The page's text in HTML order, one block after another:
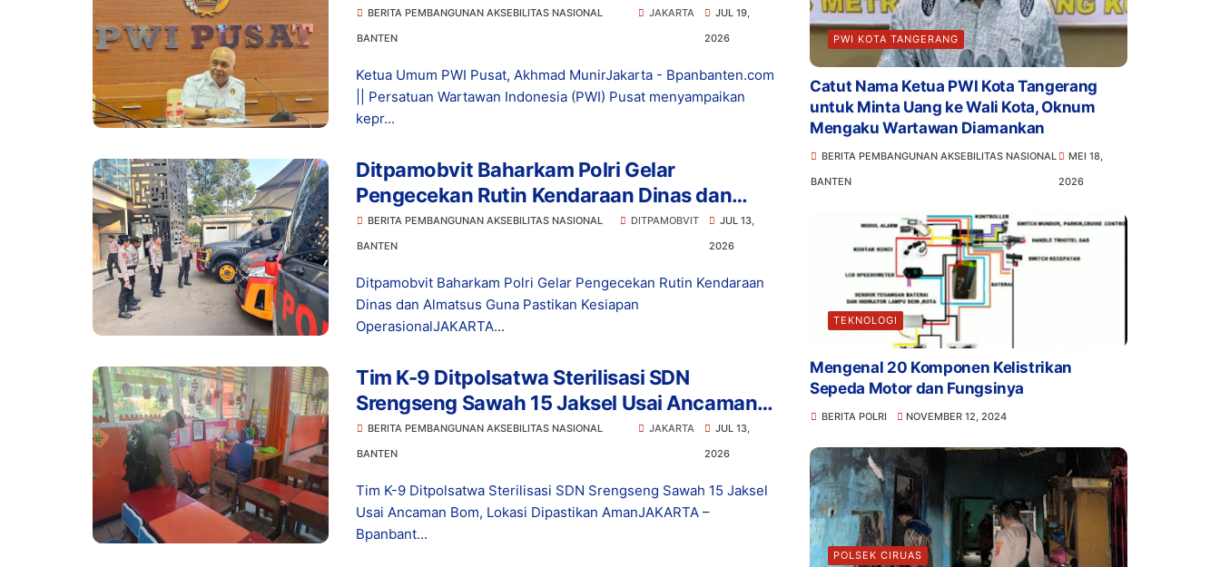
dan Kemerdekaan Pers
BERITA PEMBANGUNAN AKSEBILITAS NASIONAL
BANTEN
JAKARTA
JUL 19,
2026
Ketua Umum PWI Pusat, Akhmad MunirJakarta - Bpanbanten.com
|| Persatuan Wartawan Indonesia (PWI) Pusat menyampaikan
kepr...
Ditpamobvit Baharkam Polri Gelar
Pengecekan Rutin Kendaraan Dinas dan
Almatsus Guna Pastikan Kesiapan
Operasional
BERITA PEMBANGUNAN AKSEBILITAS NASIONAL
BANTEN
DITPAMOBVIT
JUL 13,
2026
Ditpamobvit Baharkam Polri Gelar Pengecekan Rutin Kendaraan
Dinas dan Almatsus Guna Pastikan Kesiapan
OperasionalJAKARTA...
Tim K-9 Ditpolsatwa Sterilisasi SDN
Srengseng Sawah 15 Jaksel Usai Ancaman
Bom, Lokasi Dipastikan Aman
BERITA PEMBANGUNAN AKSEBILITAS NASIONAL
BANTEN
JAKARTA
JUL 13,
2026
Tim K-9 Ditpolsatwa Sterilisasi SDN Srengseng Sawah 15 Jaksel
Usai Ancaman Bom, Lokasi Dipastikan AmanJAKARTA –
Bpanbant...
PWI KOTA TANGERANG
Catut Nama Ketua PWI Kota Tangerang
untuk Minta Uang ke Wali Kota, Oknum
Mengaku Wartawan Diamankan
BERITA PEMBANGUNAN AKSEBILITAS NASIONAL
BANTEN
MEI 18,
2026
TEKNOLOGI
Mengenal 20 Komponen Kelistrikan
Sepeda Motor dan Fungsinya
BERITA POLRI NOVEMBER 12, 2024
POLSEK CIRUAS